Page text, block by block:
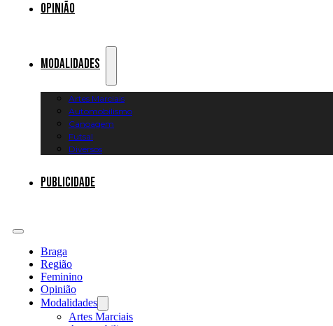
Opinião
Modalidades
Artes Marciais
Automobilismo
Canoagem
Futsal
Diversos
Publicidade
Braga
Região
Feminino
Opinião
Modalidades
Artes Marciais